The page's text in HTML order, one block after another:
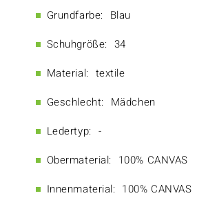
Grundfarbe: Blau
Schuhgröße: 34
Material: textile
Geschlecht: Mädchen
Ledertyp: -
Obermaterial: 100% CANVAS
Innenmaterial: 100% CANVAS